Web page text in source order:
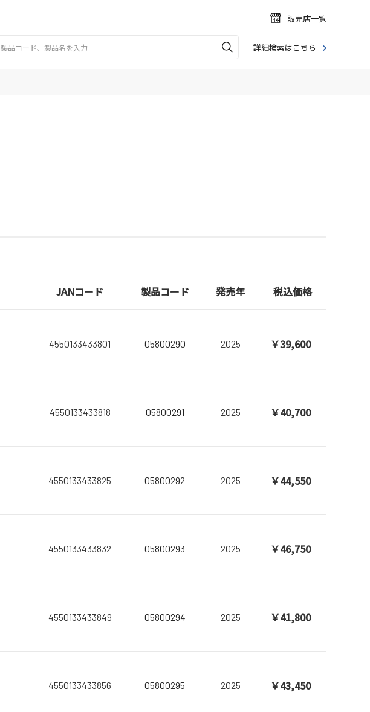
販売店一覧
詳細検索はこちら
JANコード 製品コード 発売年 税込価格
4550133433801 05800290 2025 ￥39,600
4550133433818 05800291 2025 ￥40,700
4550133433825 05800292 2025 ￥44,550
4550133433832 05800293 2025 ￥46,750
4550133433849 05800294 2025 ￥41,800
4550133433856 05800295 2025 ￥43,450